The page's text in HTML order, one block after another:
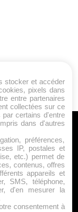
stocker et accéder
pixels dans
entre partenaires
collectées sur ce
certains d'entre
dans d'autres
préférences,
IP, postales et
etc.) permet de
contenus, offres
appareils et
SMS, téléphone,
d'en mesurer la
consentement à